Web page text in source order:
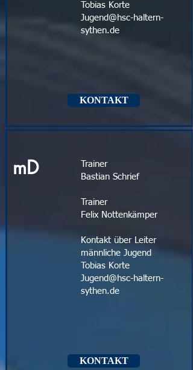
Tobias Korte
Jugend@hsc-haltern-
sythen.de
KONTAKT
mD
Trainer
Bastian Schrief
Trainer
Felix Nottenkämper
Kontakt über Leiter
männliche Jugend
Tobias Korte
Jugend@hsc-haltern-
sythen.de
KONTAKT